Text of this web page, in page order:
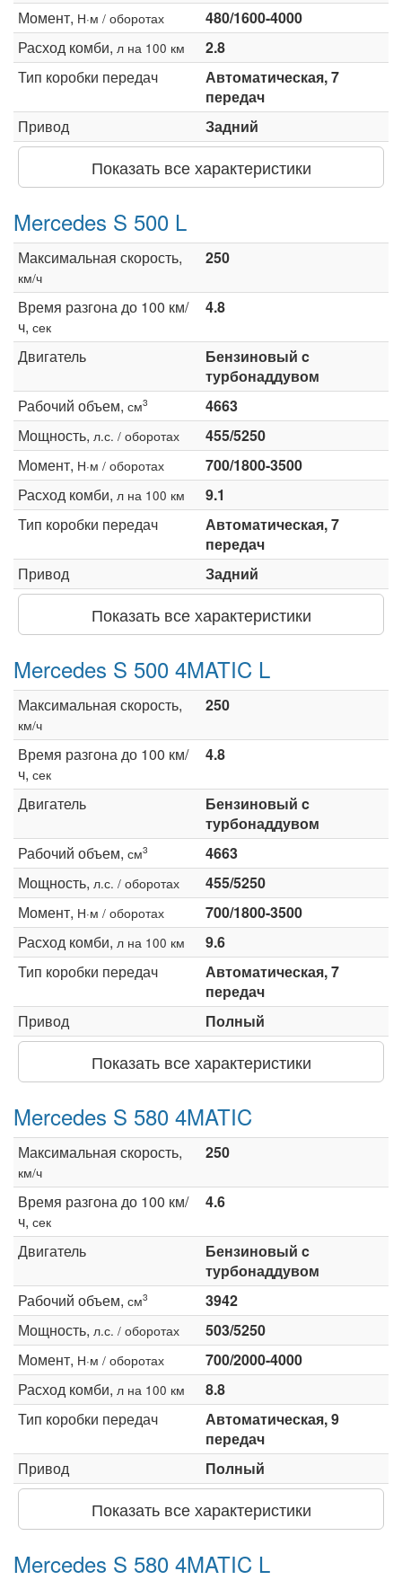
Момент, Н·м / оборотах
480/1600-4000
Расход комби, л на 100 км
2.8
Тип коробки передач
Автоматическая, 7
передач
Привод
Задний
Показать все характеристики
Mercedes S 500 L
Максимальная скорость,
км/ч
250
Время разгона до 100 км/
ч, сек
4.8
Двигатель
Бензиновый c
турбонаддувом
Рабочий объем, см3
4663
Мощность, л.с. / оборотах
455/5250
Момент, Н·м / оборотах
700/1800-3500
Расход комби, л на 100 км
9.1
Тип коробки передач
Автоматическая, 7
передач
Привод
Задний
Показать все характеристики
Mercedes S 500 4MATIC L
Максимальная скорость,
км/ч
250
Время разгона до 100 км/
ч, сек
4.8
Двигатель
Бензиновый c
турбонаддувом
Рабочий объем, см3
4663
Мощность, л.с. / оборотах
455/5250
Момент, Н·м / оборотах
700/1800-3500
Расход комби, л на 100 км
9.6
Тип коробки передач
Автоматическая, 7
передач
Привод
Полный
Показать все характеристики
Mercedes S 580 4MATIC
Максимальная скорость,
км/ч
250
Время разгона до 100 км/
ч, сек
4.6
Двигатель
Бензиновый c
турбонаддувом
Рабочий объем, см3
3942
Мощность, л.с. / оборотах
503/5250
Момент, Н·м / оборотах
700/2000-4000
Расход комби, л на 100 км
8.8
Тип коробки передач
Автоматическая, 9
передач
Привод
Полный
Показать все характеристики
Mercedes S 580 4MATIC L